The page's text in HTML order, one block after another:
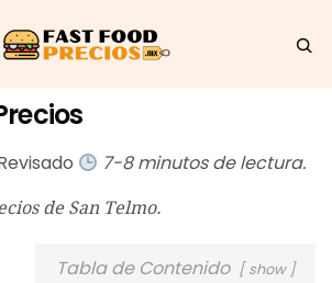
7-8 minutos de lectura.
de San Telmo.
Tabla de Contenido show